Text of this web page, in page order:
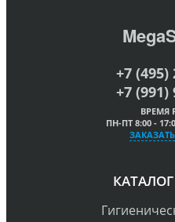
+7 (495)
+7 (991)
ВРЕМЯ
ПН-ПТ 8:00 -